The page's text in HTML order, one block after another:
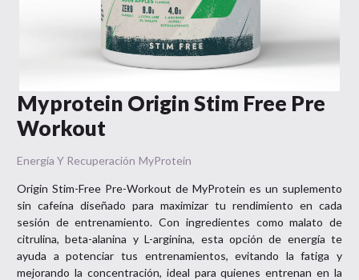
Myprotein Origin Stim Free Pre
Workout
Energía Y Recuperación MyProtein
Origin Stim-Free Pre-Workout de MyProtein es un suplemento
sin cafeína diseñado para maximizar tu rendimiento en cada
sesión de entrenamiento. Con ingredientes como malato de
citrulina, beta-alanina y L-arginina, esta opción de energía te
ayuda a potenciar tus entrenamientos, evitando la fatiga y
mejorando la concentración, ideal para quienes entrenan en la